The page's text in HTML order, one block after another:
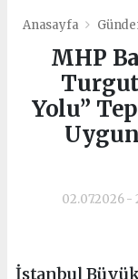
Anasayfa
MHP
Yolu”
02.07.2026 -
İstanbul